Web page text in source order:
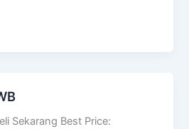
Sekarang Best Price: